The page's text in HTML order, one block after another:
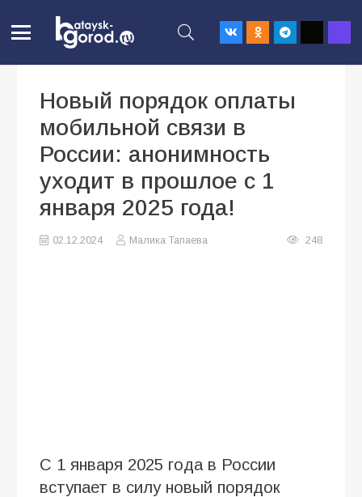
Новый порядок оплаты
мобильной связи в
России: анонимность
уходит в прошлое с 1
января 2025 года!
02.12.2024 Малика Тапаева 248
С 1 января 2025 года в России
вступает в силу новый порядок